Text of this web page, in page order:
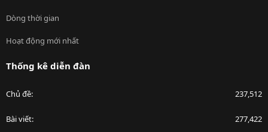
Dòng thời gian
Hoạt động mới nhất
Thống kê diễn đàn
Chủ đề 237,512
Bài viết 277,422